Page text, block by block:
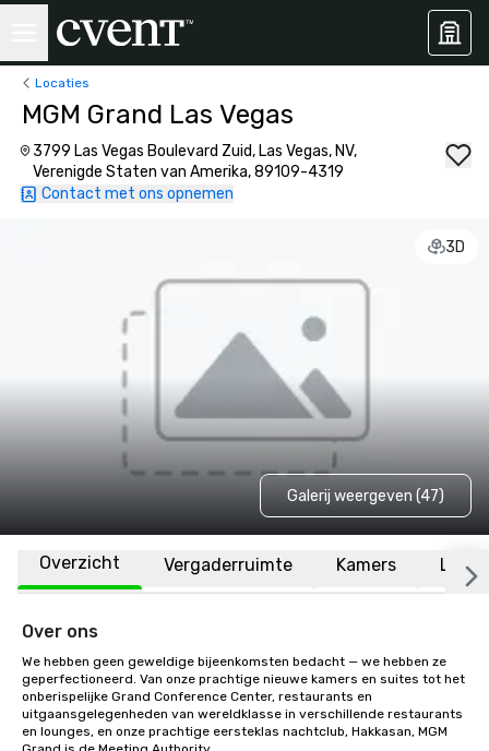
Locaties
MGM Grand Las Vegas
3799 Las Vegas Boulevard Zuid, Las Vegas, NV,
Verenigde Staten van Amerika, 89109-4319
Contact met ons opnemen
3D
Galerij weergeven (47)
Overzicht Vergaderruimte Kamers
Over ons
We hebben geen geweldige bijeenkomsten bedacht — we hebben ze
geperfectioneerd. Van onze prachtige nieuwe kamers en suites tot het
onberispelijke Grand Conference Center, restaurants en
uitgaansgelegenheden van wereldklasse in verschillende restaurants
en lounges, en onze prachtige eersteklas nachtclub, Hakkasan, MGM